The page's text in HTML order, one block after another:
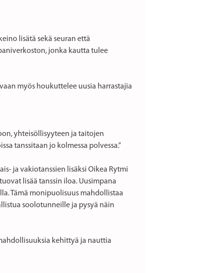
lisätä sekä seuran että
jonka kautta tulee
myös houkuttelee uusia harrastajia
yhteisöllisyyteen ja taitojen
tanssitaan jo kolmessa polvessa.”
ja vakiotanssien lisäksi Oikea Rytmi
lisää tanssin iloa. Uusimpana
Tämä monipuolisuus mahdollistaa
soolotunneille ja pysyä näin
kehittyä ja nauttia